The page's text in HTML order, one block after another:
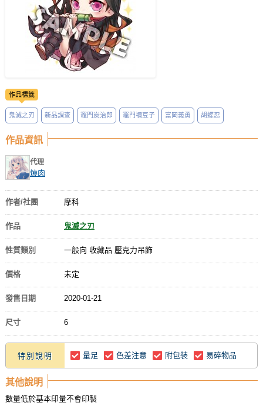
作品標籤
鬼滅之刃 新品調查 竈門炭治郎 竈門禰豆子 富岡義勇 胡蝶忍
作品資訊
代理
燒肉
作者/社團 摩科
作品 鬼滅之刃
性質類別 一般向 收藏品 壓克力吊飾
價格 未定
發售日期 2020-01-21
尺寸 6
特別說明 量足 色差注意 附包裝 易碎物品
其他說明
數量低於基本印量不會印製